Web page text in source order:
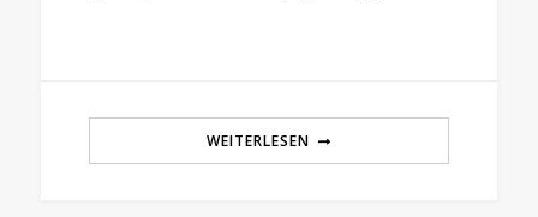
WEITERLESEN